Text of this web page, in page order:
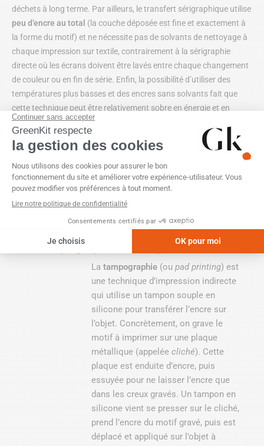
déchets à long terme. Par ailleurs, le transfert sérigraphique utilise
peu d’encre au total (la couche déposée est fine et exactement à
la forme du motif) et ne nécessite pas de solvants de nettoyage à
chaque impression sur textile, contrairement à la sérigraphie
directe où les écrans doivent être lavés entre chaque changement
de couleur ou en fin de série. Enfin, la possibilité d’utiliser des
températures plus basses et des encres sans solvants fait que
cette technique peut être relativement sobre en énergie et en
émissions lorsqu’elle est optimisée.
La tampographie
La tampographie, c'est quoi ?
Latampographie (oupad printing) est
une technique d’impression indirecte
qui utilise un tampon souple en
silicone pour transférer l’encre sur
l’objet. Concrètement, on grave le
motif à imprimer sur une plaque
métallique (appeléecliché). Cette
plaque est enduite d’encre, puis
essuyée pour ne laisser l’encre que
dans les creux gravés. Un tampon en
silicone vient se presser sur le cliché,
prend l’encre du motif gravé, puis est
déplacé et appliqué sur l’objet à